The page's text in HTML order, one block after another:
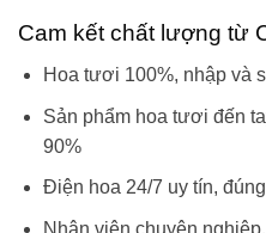
Cam kết chất lượng từ
Hoa tươi 100%, nhập và
Sản phẩm hoa tươi đến
90%
Điện hoa 24/7 uy tín,
Nhân viên chuyên